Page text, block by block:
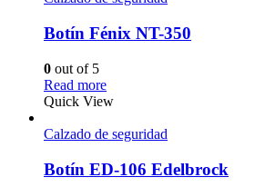
Botín Fénix NT-350
0 out of 5
Read more
Quick View
Calzado de seguridad
Botín ED-106 Edelbrock